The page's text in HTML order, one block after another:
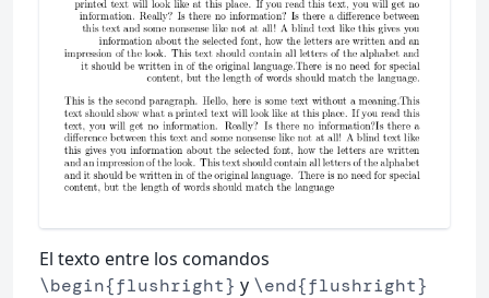
El texto entre los comandos
\begin{flushright} y \end{flushright}